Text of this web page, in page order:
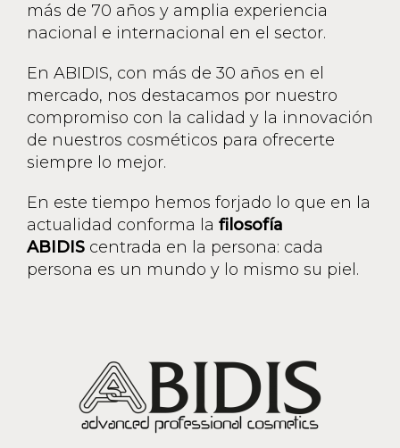
más de 70 años y amplia experiencia
nacional e internacional en el sector.
En ABIDIS, con más de 30 años en el
mercado, nos destacamos por nuestro
compromiso con la calidad y la innovación
de nuestros cosméticos para ofrecerte
siempre lo mejor.
En este tiempo hemos forjado lo que en la
actualidad conforma la filosofía
ABIDIS centrada en la persona: cada
persona es un mundo y lo mismo su piel.